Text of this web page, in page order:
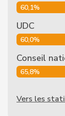
60,1%
UDC
60,0%
Conseil
65,8%
Vers les